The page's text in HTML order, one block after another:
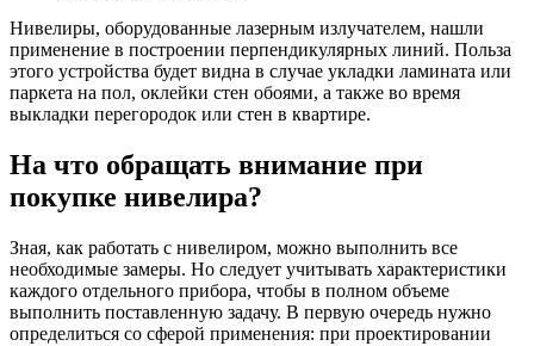
Нивелиры, оборудованные лазерным излучателем, нашли
применение в построении перпендикулярных линий. Польза
этого устройства будет видна в случае укладки ламината или
паркета на пол, оклейки стен обоями, а также во время
выкладки перегородок или стен в квартире.
На что обращать внимание при
покупке нивелира?
Зная, как работать с нивелиром, можно выполнить все
необходимые замеры. Но следует учитывать характеристики
каждого отдельного прибора, чтобы в полном объеме
выполнить поставленную задачу. В первую очередь нужно
определиться со сферой применения: при проектировании